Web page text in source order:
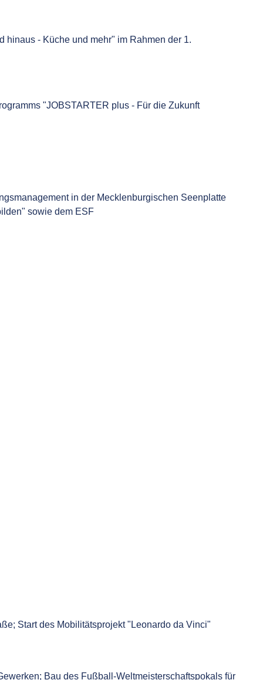
hinaus - Küche und mehr" im Rahmen der 1.
"JOBSTARTER plus - Für die Zukunft
in der Mecklenburgischen Seenplatte
sowie dem ESF
Start des Mobilitätsprojekt "Leonardo da Vinci"
Bau des Fußball-Weltmeisterschaftspokals für